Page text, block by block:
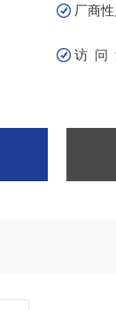
厂商
访 问